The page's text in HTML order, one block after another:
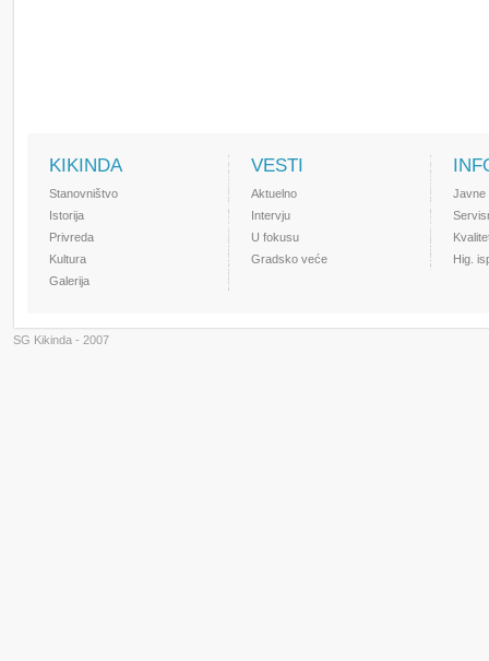
KIKINDA
Stanovništvo
Istorija
Privreda
Kultura
Galerija
VESTI
Aktuelno
Intervju
U fokusu
Gradsko veće
Javne
Hig.
SG Kikinda - 2007